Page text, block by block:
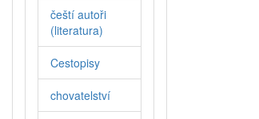
čeští autoři
(literatura)
Cestopisy
chovatelství